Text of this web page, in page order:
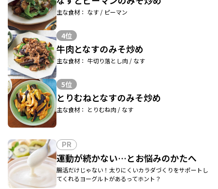
主な食材： なす / ピーマン
4位
牛肉となすのみそ炒め
主な食材： 牛切り落とし肉 / なす
5位
とりむねとなすのみそ炒め
主な食材： とりむね肉 / なす
PR
運動が続かない…とお悩みのかたへ
腸活だけじゃない！太りにくいカラダづくりをサポートし
てくれるヨーグルトがあるってホント？